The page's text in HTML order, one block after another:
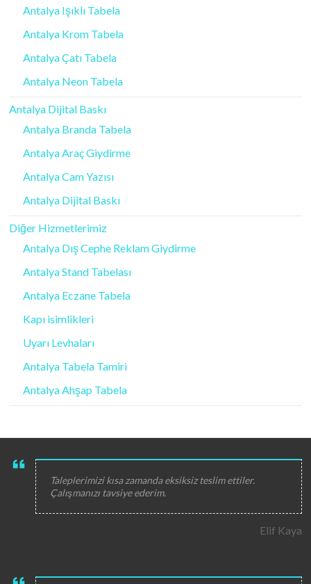
Antalya Işıklı Tabela
Antalya Krom Tabela
Antalya Çatı Tabela
Antalya Neon Tabela
Antalya Dijital Baskı
Antalya Branda Tabela
Antalya Araç Giydirme
Antalya Cam Yazısı
Antalya Dijital Baskı
Diğer Hizmetlerimiz
Antalya Dış Cephe Reklam Giydirme
Antalya Stand Tabelası
Antalya Eczane Tabela
Kapı isimlikleri
Uyarı Levhaları
Antalya Tabela Tamiri
Antalya Ahşap Tabela
Taleplerimizi kısa zamanda eksiksiz teslim ettiler.
Çalışmanızı tavsiye ederim.
Elif Kaya